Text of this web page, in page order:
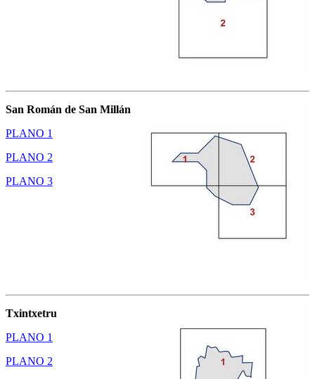
San Román de San Millán
PLANO 1
PLANO 2
PLANO 3
Txintxetru
PLANO 1
PLANO 2